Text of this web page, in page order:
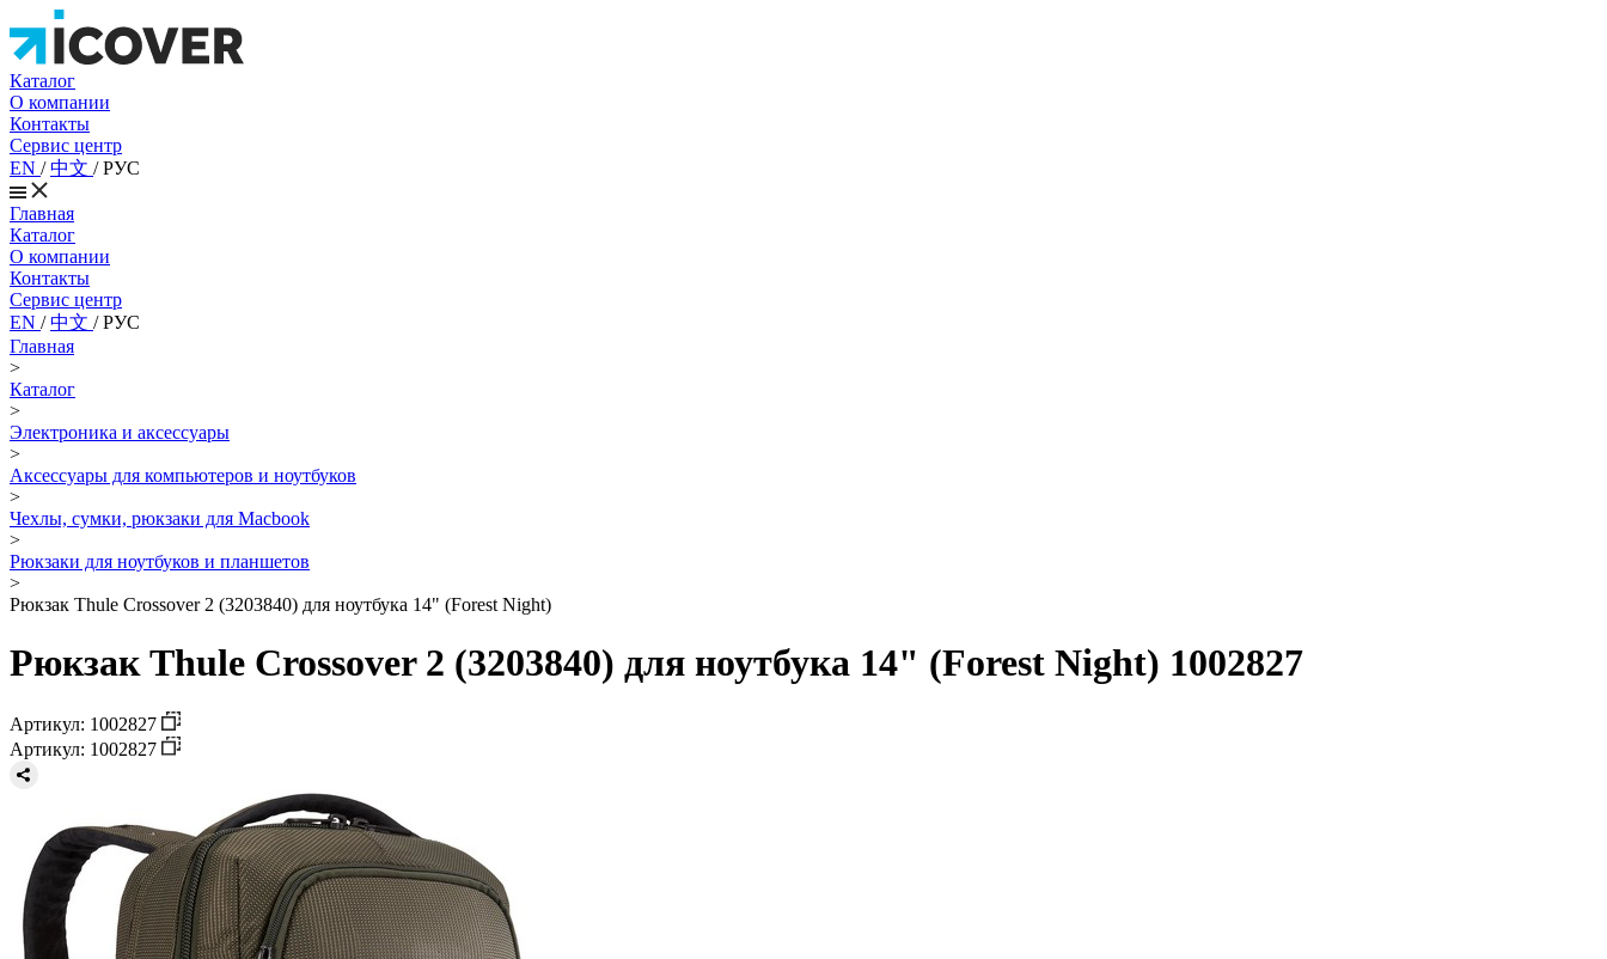
Каталог
О компании
Контакты
Сервис центр
EN /中文 /РУС
Главная
Каталог
О компании
Контакты
Сервис центр
EN /中文 /РУС
Главная
>
Каталог
>
Электроника и аксессуары
>
Аксессуары для компьютеров и ноутбуков
>
Чехлы, сумки, рюкзаки для Macbook
>
Рюкзаки для ноутбуков и планшетов
>
Рюкзак Thule Crossover 2 (3203840) для ноутбука 14" (Forest Night)
Рюкзак Thule Crossover 2 (3203840) для ноутбука 14" (Forest Night) 1002827
Артикул: 1002827
Артикул: 1002827